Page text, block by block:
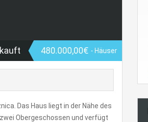
480.000,00€ - Häuser
Das Haus liegt in der Nähe des
Obergeschossen und verfügt